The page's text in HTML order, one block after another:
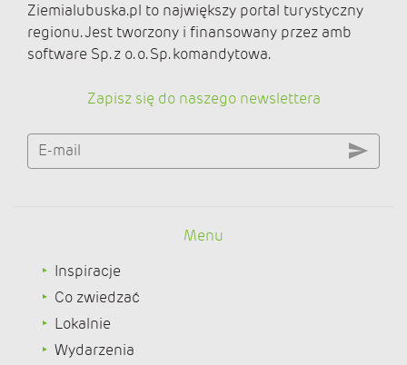
Ziemialubuska.pl to największy portal turystyczny
regionu. Jest tworzony i finansowany przez amb
software Sp. z o. o. Sp. komandytowa.
Zapisz się do naszego newslettera
E-mail
Menu
Inspiracje
Co zwiedzać
Lokalnie
Wydarzenia